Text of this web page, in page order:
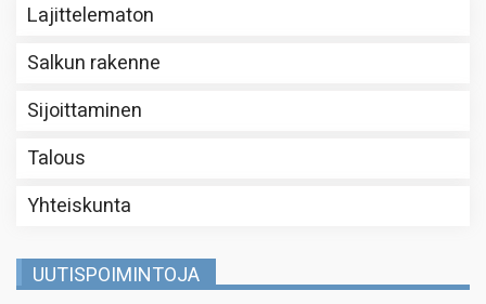
Lajittelematon
Salkun rakenne
Sijoittaminen
Talous
Yhteiskunta
UUTISPOIMINTOJA